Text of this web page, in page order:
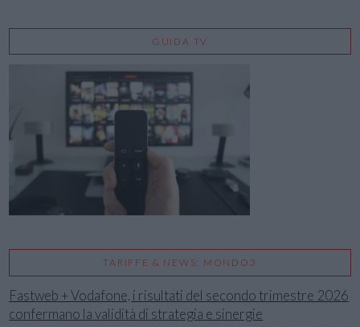
GUIDA TV
TARIFFE & NEWS: MONDO3
Fastweb + Vodafone, i risultati del secondo trimestre 2026
confermano la validità di strategia e sinergie